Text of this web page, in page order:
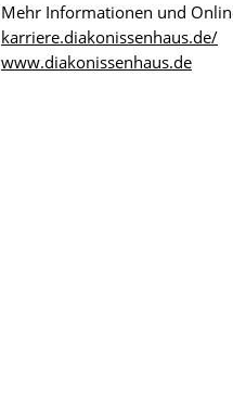
Mehr Informationen und
karriere.diakonissenhaus.de/
www.diakonissenhaus.de